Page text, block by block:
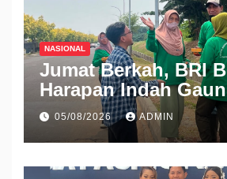
NASIONAL
Jumat Berkah, BRI
Harapan Indah
Semangat Berbagi
05/08/2026 ADMIN